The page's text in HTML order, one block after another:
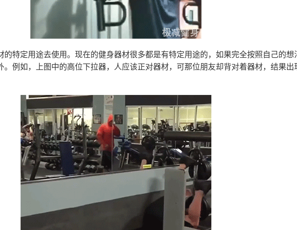
的特定用途去使用。现在的健身器材很多都是有特定用途的，如果完全按照自己的想
。例如，上图中的高位下拉器，人应该正对器材，可那位朋友却背对着器材，结果出